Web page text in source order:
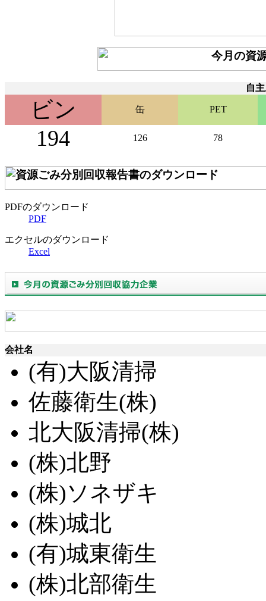
自
ビン 缶 PET
194 126 78
PDFのダウンロード
PDF
エクセルのダウンロード
Excel
会社名
(有)大阪清掃
佐藤衛生(株)
北大阪清掃(株)
(株)北野
(株)ソネザキ
(株)城北
(有)城東衛生
(株)北部衛生